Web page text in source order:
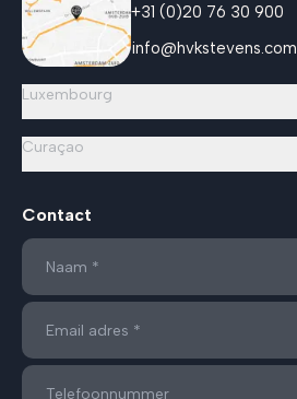
+31 (0)20 76 30 900
info@hvkstevens.com
Luxembourg
Curaçao
Contact